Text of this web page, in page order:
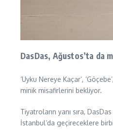
DasDas, Ağustos’ta da
‘Uyku Nereye Kaçar’,
minik misafirlerini bekliyor.
Tiyatroların yanı sıra,
İstanbul’da geçireceklere